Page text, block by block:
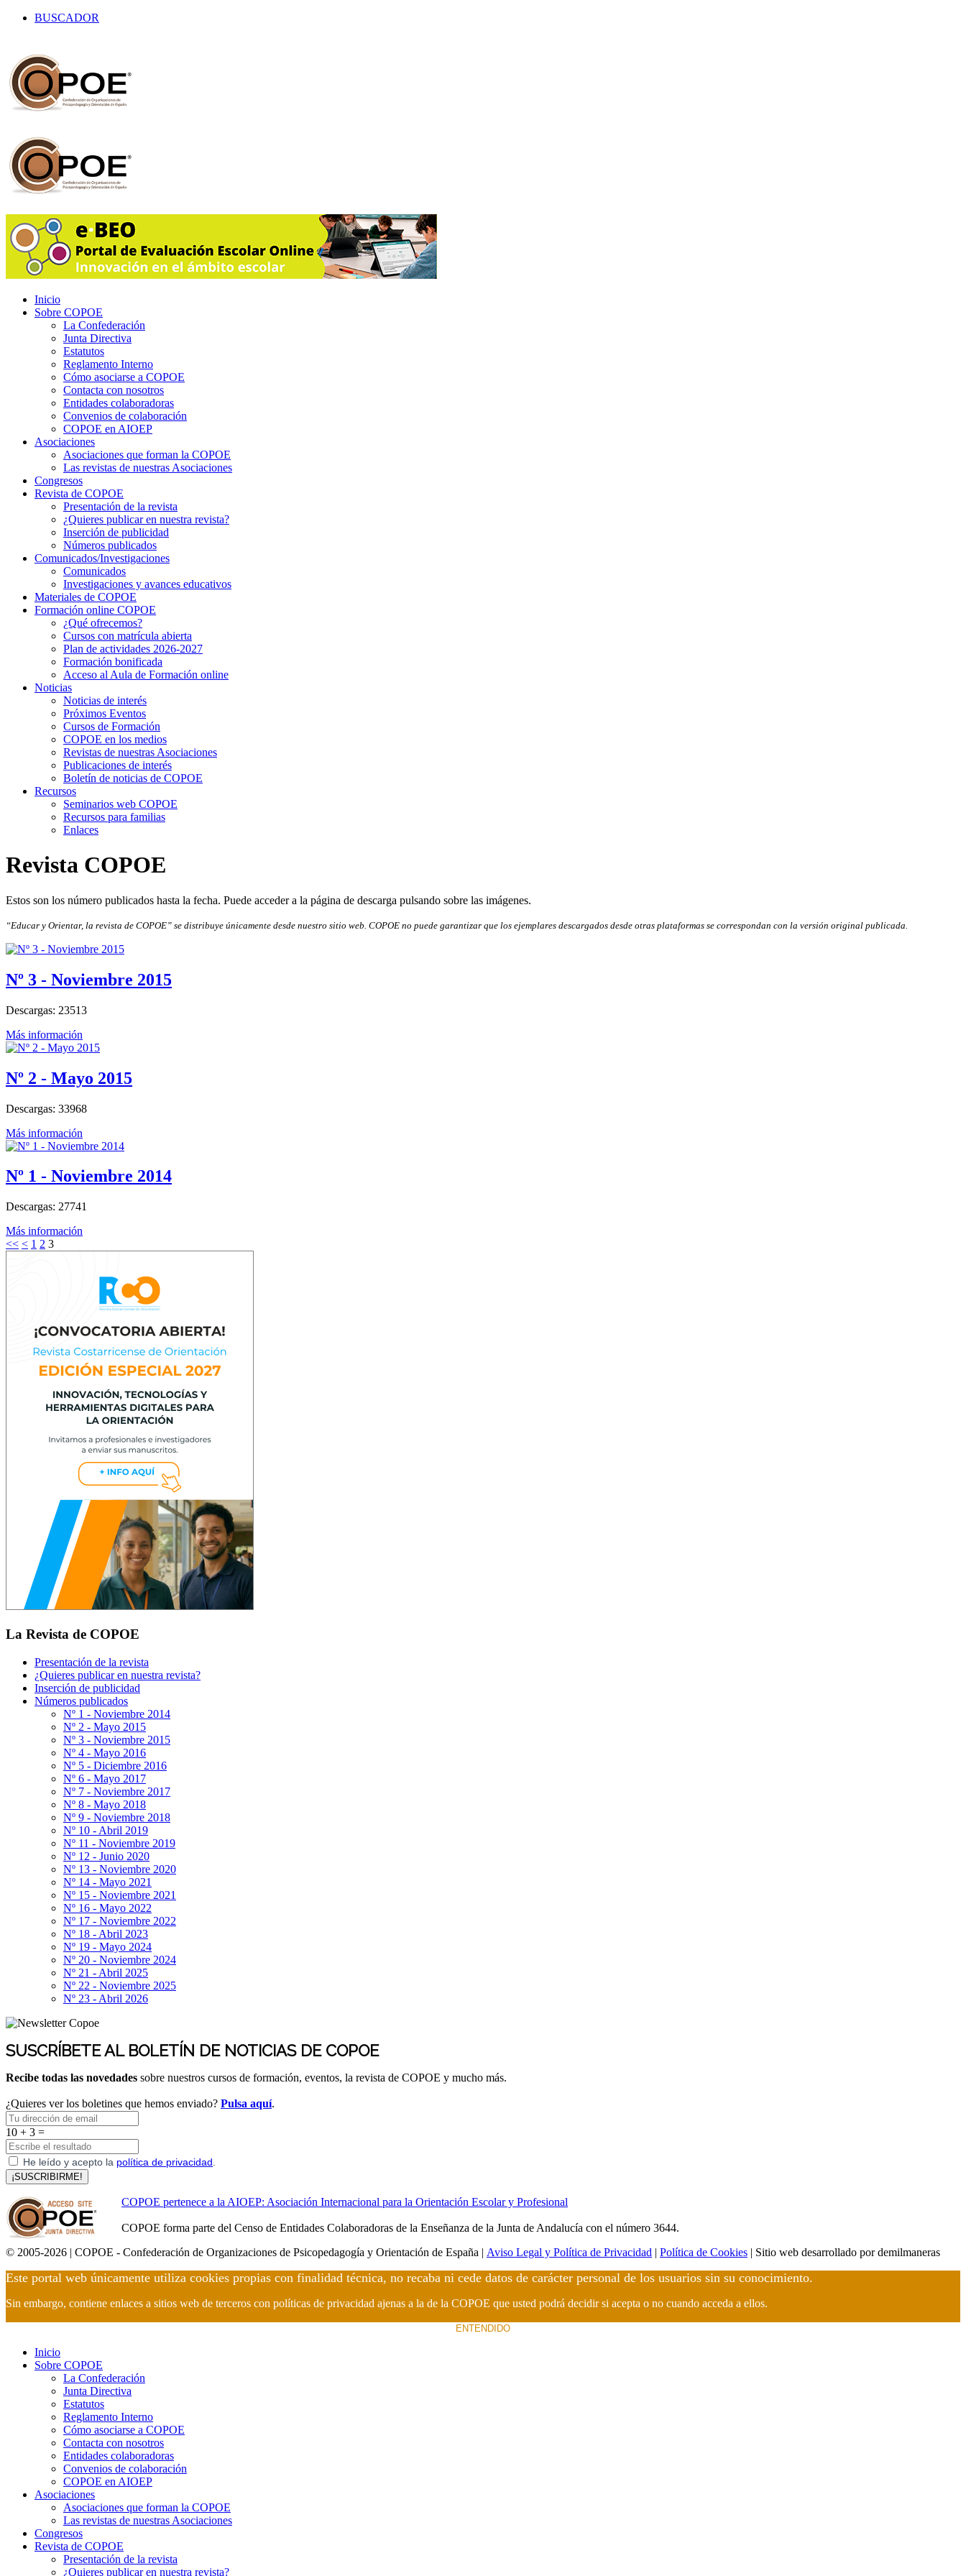
BUSCADOR
Inicio
Sobre COPOE
La Confederación
Junta Directiva
Estatutos
Reglamento Interno
Cómo asociarse a COPOE
Contacta con nosotros
Entidades colaboradoras
Convenios de colaboración
COPOE en AIOEP
Asociaciones
Asociaciones que forman la COPOE
Las revistas de nuestras Asociaciones
Congresos
Revista de COPOE
Presentación de la revista
¿Quieres publicar en nuestra revista?
Inserción de publicidad
Números publicados
Comunicados/Investigaciones
Comunicados
Investigaciones y avances educativos
Materiales de COPOE
Formación online COPOE
¿Qué ofrecemos?
Cursos con matrícula abierta
Plan de actividades 2026-2027
Formación bonificada
Acceso al Aula de Formación online
Noticias
Noticias de interés
Próximos Eventos
Cursos de Formación
COPOE en los medios
Revistas de nuestras Asociaciones
Publicaciones de interés
Boletín de noticias de COPOE
Recursos
Seminarios web COPOE
Recursos para familias
Enlaces
Revista COPOE
Estos son los número publicados hasta la fecha. Puede acceder a la página de descarga pulsando sobre las imágenes.
“Educar y Orientar, la revista de COPOE” se distribuye únicamente desde nuestro sitio web. COPOE no puede garantizar que los ejemplares descargados desde otras plataformas se correspondan con la versión original publicada.
Nº 3 - Noviembre 2015
Descargas: 23513
Más información
Nº 2 - Mayo 2015
Descargas: 33968
Más información
Nº 1 - Noviembre 2014
Descargas: 27741
Más información
<< < 1 2 3
La Revista de COPOE
Presentación de la revista
¿Quieres publicar en nuestra revista?
Inserción de publicidad
Números publicados
Nº 1 - Noviembre 2014
Nº 2 - Mayo 2015
Nº 3 - Noviembre 2015
Nº 4 - Mayo 2016
Nº 5 - Diciembre 2016
Nº 6 - Mayo 2017
Nº 7 - Noviembre 2017
Nº 8 - Mayo 2018
Nº 9 - Noviembre 2018
Nº 10 - Abril 2019
Nº 11 - Noviembre 2019
Nº 12 - Junio 2020
Nº 13 - Noviembre 2020
Nº 14 - Mayo 2021
Nº 15 - Noviembre 2021
Nº 16 - Mayo 2022
Nº 17 - Noviembre 2022
Nº 18 - Abril 2023
Nº 19 - Mayo 2024
Nº 20 - Noviembre 2024
Nº 21 - Abril 2025
Nº 22 - Noviembre 2025
Nº 23 - Abril 2026
SUSCRÍBETE AL BOLETÍN DE NOTICIAS DE COPOE
Recibe todas las novedades sobre nuestros cursos de formación, eventos, la revista de COPOE y mucho más.
¿Quieres ver los boletines que hemos enviado? Pulsa aquí.
10 + 3 =
He leído y acepto la política de privacidad.
¡SUSCRIBIRME!
COPOE pertenece a la AIOEP: Asociación Internacional para la Orientación Escolar y Profesional
COPOE forma parte del Censo de Entidades Colaboradoras de la Enseñanza de la Junta de Andalucía con el número 3644.
© 2005-2026 | COPOE - Confederación de Organizaciones de Psicopedagogía y Orientación de España | Aviso Legal y Política de Privacidad | Política de Cookies | Sitio web desarrollado por demilmaneras
Este portal web únicamente utiliza cookies propias con finalidad técnica, no recaba ni cede datos de carácter personal de los usuarios sin su conocimiento.
Sin embargo, contiene enlaces a sitios web de terceros con políticas de privacidad ajenas a la de la COPOE que usted podrá decidir si acepta o no cuando acceda a ellos.
ENTENDIDO
Inicio
Sobre COPOE
La Confederación
Junta Directiva
Estatutos
Reglamento Interno
Cómo asociarse a COPOE
Contacta con nosotros
Entidades colaboradoras
Convenios de colaboración
COPOE en AIOEP
Asociaciones
Asociaciones que forman la COPOE
Las revistas de nuestras Asociaciones
Congresos
Revista de COPOE
Presentación de la revista
¿Quieres publicar en nuestra revista?